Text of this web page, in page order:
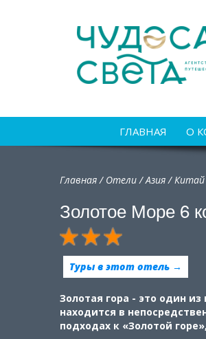
ГЛАВНАЯ О
Главная/ Отели/Азия/Китай
Золотое Море 6
Туры в этот отель →
Золотая гора - это один
находится в
подходах к «Золотой